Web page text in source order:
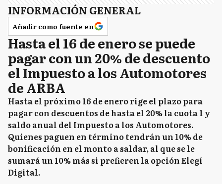
INFORMACIÓN GENERAL
Añadir como fuente en
Hasta el 16 de enero se puede
pagar con un 20% de descuento
el Impuesto a los Automotores
de ARBA
Hasta el próximo 16 de enero rige el plazo para
pagar con descuentos de hasta el 20% la cuota 1 y
saldo anual del Impuesto a los Automotores.
Quienes paguen en término tendrán un 10% de
bonificación en el monto a saldar, al que se le
sumará un 10% más si prefieren la opción Elegí
Digital.